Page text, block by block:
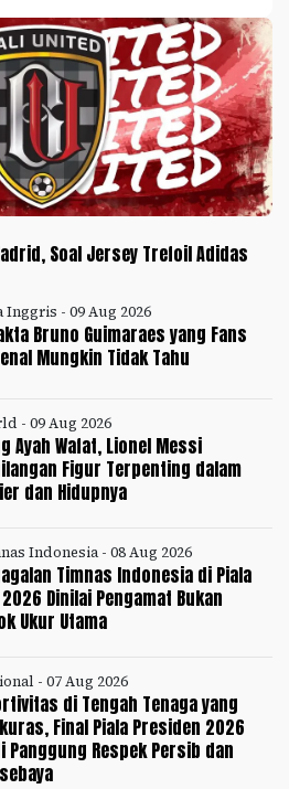
Soal Jersey Trefoil Adidas
Inggris - 09 Aug 2026
Bruno Guimaraes yang Fans
Mungkin Tidak Tahu
- 09 Aug 2026
Ayah Wafat, Lionel Messi
Figur Terpenting dalam
dan Hidupnya
Indonesia - 08 Aug 2026
Timnas Indonesia di Piala
2026 Dinilai Pengamat Bukan
Ukur Utama
- 07 Aug 2026
di Tengah Tenaga yang
Final Piala Presiden 2026
Panggung Respek Persib dan